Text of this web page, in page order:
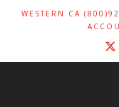
WESTERN CA